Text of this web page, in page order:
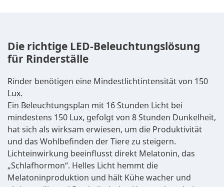
Die richtige LED-Beleuchtungslösung
für Rinderställe
Rinder benötigen eine Mindestlichtintensität von 150
Lux.
Ein Beleuchtungsplan mit 16 Stunden Licht bei
mindestens 150 Lux, gefolgt von 8 Stunden Dunkelheit,
hat sich als wirksam erwiesen, um die Produktivität
und das Wohlbefinden der Tiere zu steigern.
Lichteinwirkung beeinflusst direkt Melatonin, das
„Schlafhormon“. Helles Licht hemmt die
Melatoninproduktion und hält Kühe wacher und